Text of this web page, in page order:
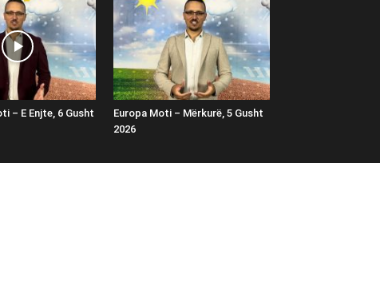
– E Enjte, 6 Gusht
Europa Moti – Mërkurë, 5 Gusht
2026